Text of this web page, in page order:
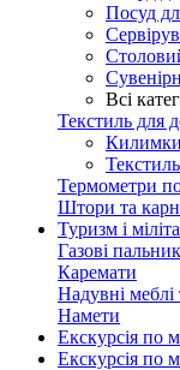
Посуд
Всі
Текстиль для
Килимки
Термометри
Штори та
Туризм і
Газові
Каремати
Надувні меблі
Намети
Екскурсія по
Екскурсія по